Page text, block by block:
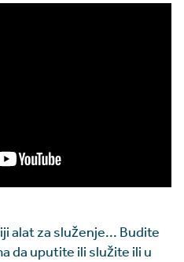
alat za služenje... Budite
da uputite ili služite ili u